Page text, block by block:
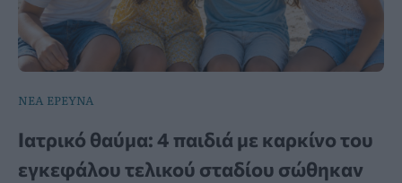
ΝΕΑ ΕΡΕΥΝΑ
Ιατρικό θαύμα: 4 παιδιά με καρκίνο του
εγκεφάλου τελικού σταδίου σώθηκαν